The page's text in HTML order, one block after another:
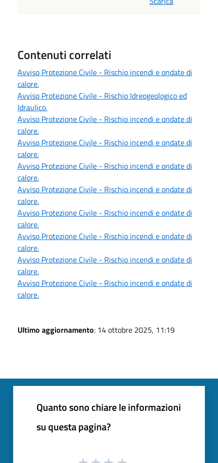
Contenuti correlati
Avviso Protezione Civile - Rischio incendi e ondate di
calore.
Avviso Protezione Civile - Rischio Idreogeologico ed
Idraulico.
Avviso Protezione Civile - Rischio incendi e ondate di
calore.
Avviso Protezione Civile - Rischio incendi e ondate di
calore.
Avviso Protezione Civile - Rischio incendi e ondate di
calore.
Avviso Protezione Civile - Rischio incendi e ondate di
calore.
Avviso Protezione Civile - Rischio incendi e ondate di
calore.
Avviso Protezione Civile - Rischio incendi e ondate di
calore.
Avviso Protezione Civile - Rischio incendi e ondate di
calore.
Avviso Protezione Civile - Rischio incendi e ondate di
calore.
Ultimo aggiornamento: 14 ottobre 2025, 11:19
Quanto sono chiare le informazioni
su questa pagina?